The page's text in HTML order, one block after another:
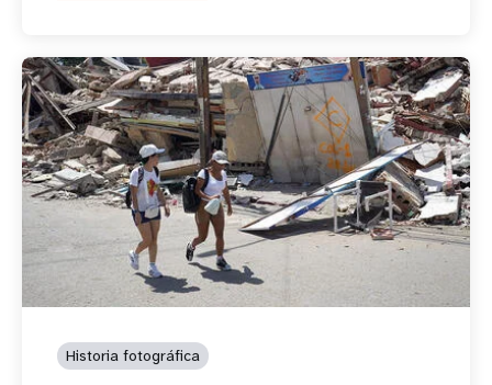
Historia fotográfica